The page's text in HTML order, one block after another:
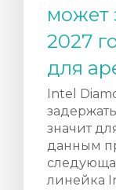
может
2027
для
Intel
значит
данным
линейка